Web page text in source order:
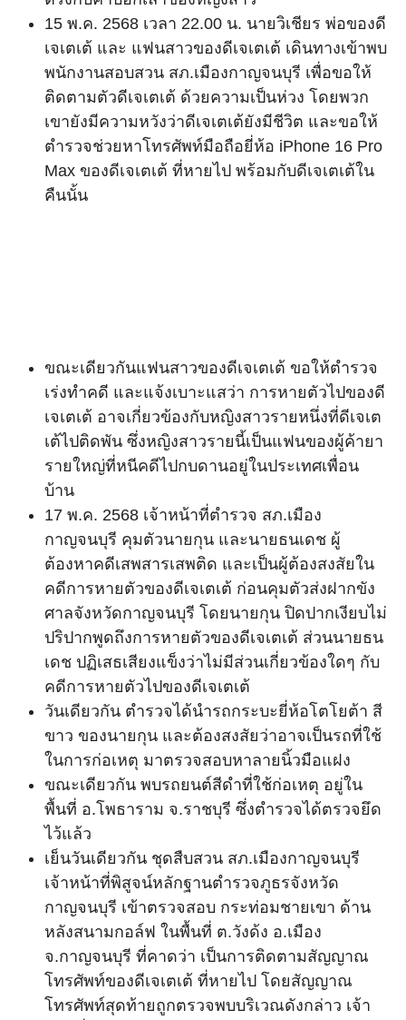
15 พ.ค. 2568 เวลา 22.00 น. นายวิเชียร พ่อของดี
เจเตเต้ และ แฟนสาวของดีเจเตเต้ เดินทางเข้าพบ
พนักงานสอบสวน สภ.เมืองกาญจนบุรี เพื่อขอให้
ติดตามตัวดีเจเตเต้ ด้วยความเป็นห่วง โดยพวก
เขายังมีความหวังว่าดีเจเตเต้ยังมีชีวิต และขอให้
ตำรวจช่วยหาโทรศัพท์มือถือยี่ห้อ iPhone 16 Pro
Max ของดีเจเตเต้ ที่หายไป พร้อมกับดีเจเตเต้ใน
คืนนั้น
ขณะเดียวกันแฟนสาวของดีเจเตเต้ ขอให้ตำรวจ
เร่งทำคดี และแจ้งเบาะแสว่า การหายตัวไปของดี
เจเตเต้ อาจเกี่ยวข้องกับหญิงสาวรายหนึ่งที่ดีเจเต
เต้ไปติดพัน ซึ่งหญิงสาวรายนี้เป็นแฟนของผู้ค้ายา
รายใหญ่ที่หนีคดีไปกบดานอยู่ในประเทศเพื่อน
บ้าน
17 พ.ค. 2568 เจ้าหน้าที่ตำรวจ สภ.เมือง
กาญจนบุรี คุมตัวนายกุน และนายธนเดช ผู้
ต้องหาคดีเสพสารเสพติด และเป็นผู้ต้องสงสัยใน
คดีการหายตัวของดีเจเตเต้ ก่อนคุมตัวส่งฝากขัง
ศาลจังหวัดกาญจนบุรี โดยนายกุน ปิดปากเงียบไม่
ปริปากพูดถึงการหายตัวของดีเจเตเต้ ส่วนนายธน
เดช ปฏิเสธเสียงแข็งว่าไม่มีส่วนเกี่ยวข้องใดๆ กับ
คดีการหายตัวไปของดีเจเตเต้
วันเดียวกัน ตำรวจได้นำรถกระบะยี่ห้อโตโยต้า สี
ขาว ของนายกุน และต้องสงสัยว่าอาจเป็นรถที่ใช้
ในการก่อเหตุ มาตรวจสอบหาลายนิ้วมือแฝง
ขณะเดียวกัน พบรถยนต์สีดำที่ใช้ก่อเหตุ อยู่ใน
พื้นที่ อ.โพธาราม จ.ราชบุรี ซึ่งตำรวจได้ตรวจยึด
ไว้แล้ว
เย็นวันเดียวกัน ชุดสืบสวน สภ.เมืองกาญจนบุรี
เจ้าหน้าที่พิสูจน์หลักฐานตำรวจภูธรจังหวัด
กาญจนบุรี เข้าตรวจสอบ กระท่อมชายเขา ด้าน
หลังสนามกอล์ฟ ในพื้นที่ ต.วังด้ง อ.เมือง
จ.กาญจนบุรี ที่คาดว่า เป็นการติดตามสัญญาณ
โทรศัพท์ของดีเจเตเต้ ที่หายไป โดยสัญญาณ
โทรศัพท์สุดท้ายถูกตรวจพบบริเวณดังกล่าว เจ้า